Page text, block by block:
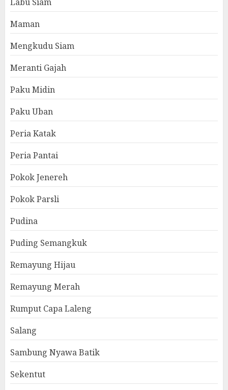
Maman
Mengkudu Siam
Meranti Gajah
Paku Midin
Paku Uban
Peria Katak
Peria Pantai
Pokok Jenereh
Pokok Parsli
Pudina
Puding Semangkuk
Remayung Hijau
Remayung Merah
Rumput Capa Laleng
Salang
Sambung Nyawa Batik
Sekentut